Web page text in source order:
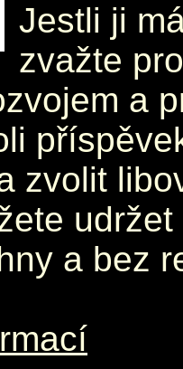
Jestli ji
zvažte
a
zvolit
a bez